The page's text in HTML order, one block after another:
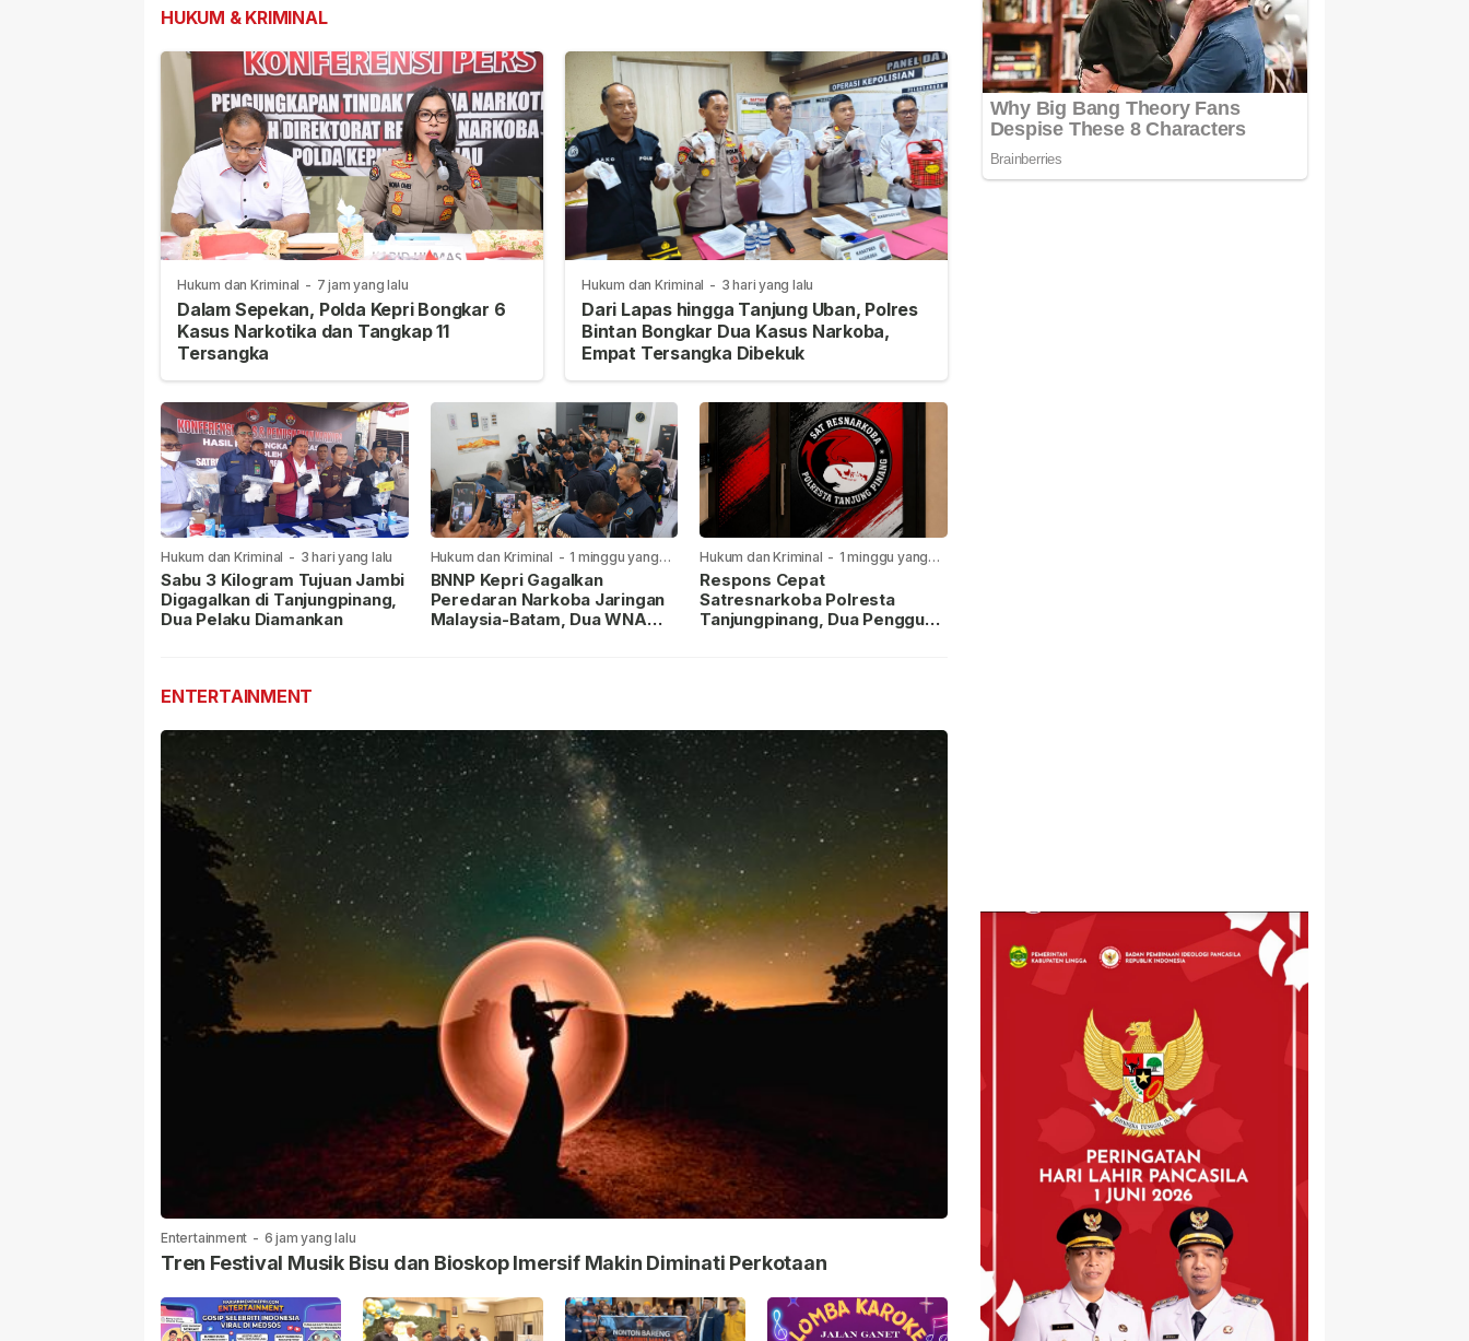
HUKUM & KRIMINAL
Hukum dan Kriminal - 7 jam yang lalu
Dalam Sepekan, Polda Kepri Bongkar 6
Kasus Narkotika dan Tangkap 11
Tersangka
Hukum dan Kriminal - 3 hari yang lalu
Dari Lapas hingga Tanjung Uban, Polres
Bintan Bongkar Dua Kasus Narkoba,
Empat Tersangka Dibekuk
Hukum dan Kriminal - 3 hari yang lalu
Sabu 3 Kilogram Tujuan Jambi
Digagalkan di Tanjungpinang,
Dua Pelaku Diamankan
Hukum dan Kriminal - 1 minggu yang
lalu
BNNP Kepri Gagalkan
Peredaran Narkoba Jaringan
Malaysia-Batam, Dua WNA
Hukum dan Kriminal - 1 minggu yang
lalu
Respons Cepat
Satresnarkoba Polresta
Tanjungpinang, Dua Pengguna
ENTERTAINMENT
Entertainment - 6 jam yang lalu
Tren Festival Musik Bisu dan Bioskop Imersif Makin Diminati Perkotaan